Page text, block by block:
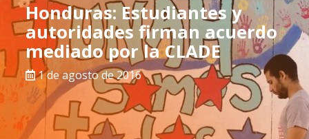
Honduras: Estudiantes y
autoridades firman acuerdo
mediado por la CLADE
1 de agosto de 2016